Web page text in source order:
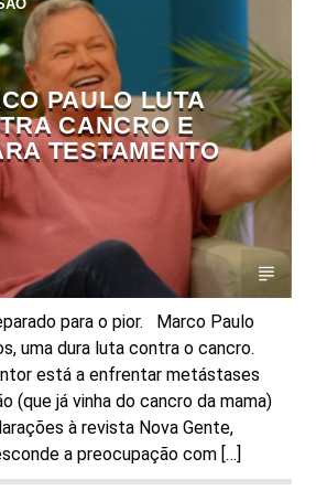
PAULO LUTA
CANCRO E
TESTAMENTO
para o pior. Marco Paulo
uma dura luta contra o cancro.
está a enfrentar metástases
(que já vinha do cancro da mama)
à revista Nova Gente,
a preocupação com […]